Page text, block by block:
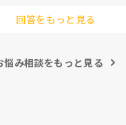
たら迷惑かな」と抱え込んで
だ？」「困ってることない？
回答をもっと見る
悩み相談をもっと見る